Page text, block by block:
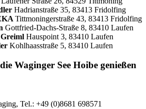
Hadrianstraße 35, 83413 Fridolfing
Tittmoningerstraße 43, 83413 Fridolfing
Gottfried-Dachs-Straße 8, 83410 Laufen
Hauspoint 3, 83410 Laufen
Kohlhaasstraße 5, 83410 Laufen
Waginger See Hoibe genießen
Tel.: +49 (0)8681 698571